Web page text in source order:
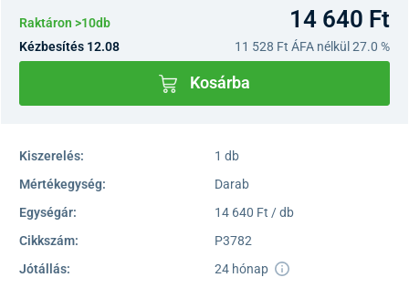
Raktáron >10db 14 640 Ft
Kézbesítés 12.08 11 528 Ft ÁFA nélkül 27.0 %
Kosárba
Kiszerelés:
1 db
Mértékegység:
Darab
Egységár:
14 640 Ft / db
Cikkszám:
P3782
Jótállás:
24 hónap